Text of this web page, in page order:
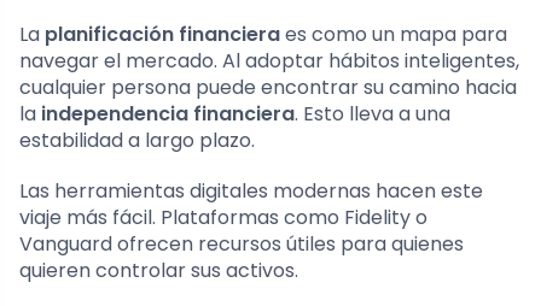
La planificación financieraes como un mapa para
navegar el mercado. Al adoptar hábitos inteligentes,
cualquier persona puede encontrar su camino hacia
la independencia financiera. Esto lleva a una
estabilidad a largo plazo.
Las herramientas digitales modernas hacen este
viaje más fácil. Plataformas como Fidelity o
Vanguard ofrecen recursos útiles para quienes
quieren controlar sus activos.